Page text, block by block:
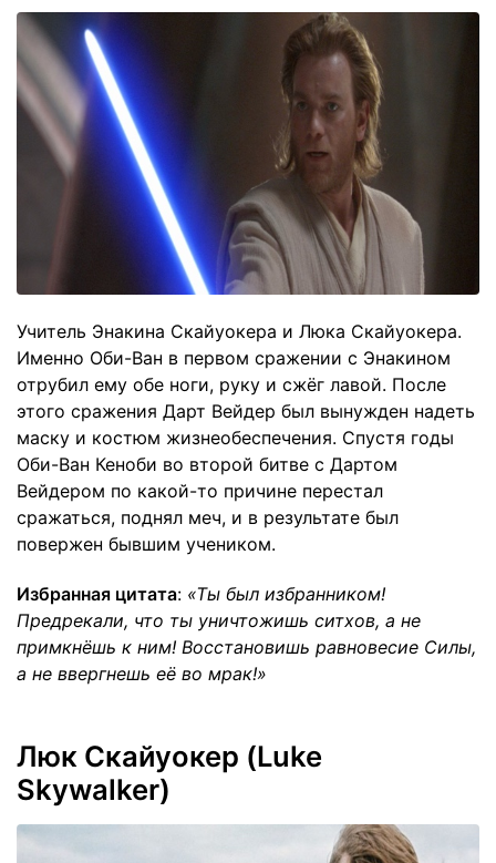
Учитель Энакина Скайуокера и Люка Скайуокера.
Именно Оби-Ван в первом сражении с Энакином
отрубил ему обе ноги, руку и сжёг лавой. После
этого сражения Дарт Вейдер был вынужден надеть
маску и костюм жизнеобеспечения. Спустя годы
Оби-Ван Кеноби во второй битве с Дартом
Вейдером по какой-то причине перестал
сражаться, поднял меч, и в результате был
повержен бывшим учеником.
Избранная цитата: «Ты был избранником!
Предрекали, что ты уничтожишь ситхов, а не
примкнёшь к ним! Восстановишь равновесие Силы,
а не ввергнешь её во мрак!»
Люк Скайуокер (Luke
Skywalker)